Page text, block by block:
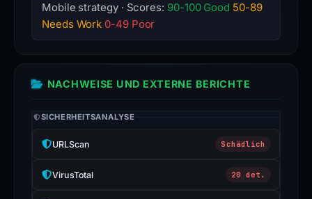
Mobile strategy · Scores: 90-100 Good 50-89
Needs Work 0-49 Poor
NACHWEISE UND EXTERNE BERICHTE
SICHERHEITSANALYSE
URLScan Schädlich
VirusTotal 20 det.